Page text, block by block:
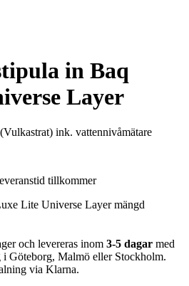
in Baq
Layer
ink. vattennivåmätare
tillkommer
Lite Universe Layer mängd
och levereras inom 3-5 dagar med
Göteborg, Malmö eller Stockholm.
via Klarna.